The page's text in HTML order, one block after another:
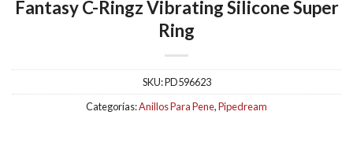
Fantasy C-Ringz Vibrating Silicone Super
Ring
SKU:PD596623
Categorías:Anillos Para Pene,Pipedream